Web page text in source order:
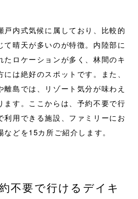
戸内式気候に属しており、比較的
て晴天が多いのが特徴。内陸部に
たロケーションが多く、林間のキ
は絶好のスポットです。また、
離島では、リゾート気分が味わえ
ます。ここからは、予約不要で行
利用できる施設、ファミリーにお
どを15カ所ご紹介します。
不要で行けるデイキ